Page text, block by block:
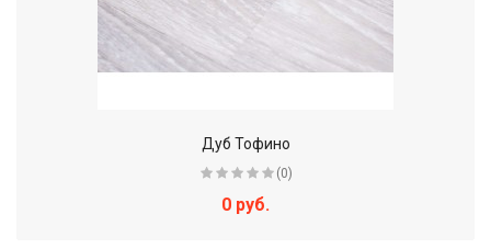
Дуб Тофино
(0)
0 руб.